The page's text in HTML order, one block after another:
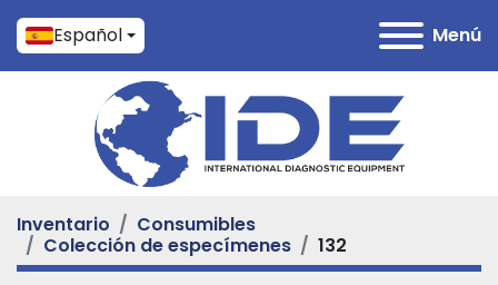
Menú
Español
Inventario
Consumibles
Colección de especímenes
132